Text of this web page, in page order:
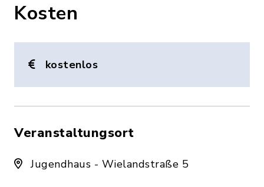
Kosten
kostenlos
Veranstaltungsort
Jugendhaus - Wielandstraße 5